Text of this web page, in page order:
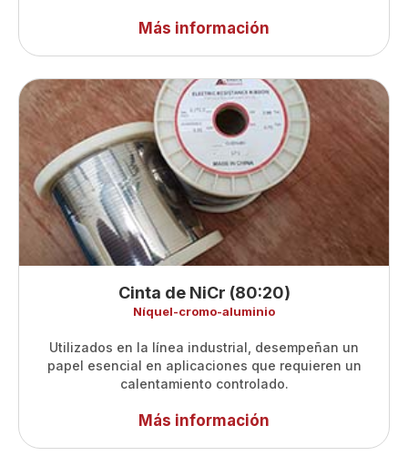
Más información
Cinta de NiCr (80:20)
Níquel-cromo-aluminio
Utilizados en la línea industrial, desempeñan un
papel esencial en aplicaciones que requieren un
calentamiento controlado.
Más información